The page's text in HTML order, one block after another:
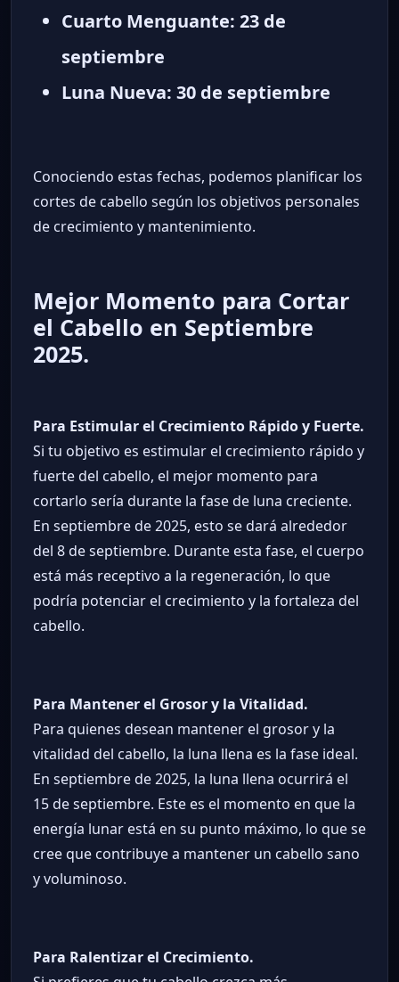
Cuarto Menguante: 23 de
septiembre
Luna Nueva: 30 de septiembre
Conociendo estas fechas, podemos planificar los
cortes de cabello según los objetivos personales
de crecimiento y mantenimiento.
Mejor Momento para Cortar
el Cabello en Septiembre
2025.
Para Estimular el Crecimiento Rápido y Fuerte.
Si tu objetivo es estimular el crecimiento rápido y
fuerte del cabello, el mejor momento para
cortarlo sería durante la fase de luna creciente.
En septiembre de 2025, esto se dará alrededor
del 8 de septiembre. Durante esta fase, el cuerpo
está más receptivo a la regeneración, lo que
podría potenciar el crecimiento y la fortaleza del
cabello.
Para Mantener el Grosor y la Vitalidad.
Para quienes desean mantener el grosor y la
vitalidad del cabello, la luna llena es la fase ideal.
En septiembre de 2025, la luna llena ocurrirá el
15 de septiembre. Este es el momento en que la
energía lunar está en su punto máximo, lo que se
cree que contribuye a mantener un cabello sano
y voluminoso.
Para Ralentizar el Crecimiento.